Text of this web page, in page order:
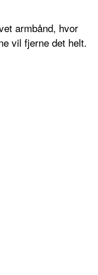
armbånd, hvor
vil fjerne det helt.